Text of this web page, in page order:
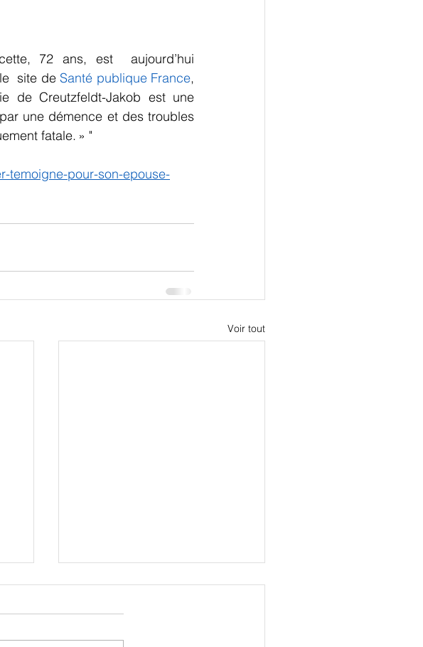
72 ans, est  aujourd’hui
site de Santé publique France,
de Creutzfeldt-Jakob est une
une démence et des troubles
fatale. » "
temoigne-pour-son-epouse-
Voir tout